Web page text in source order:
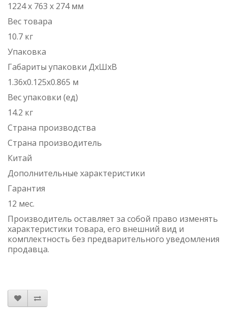
1224 x 763 x 274 мм
Вес товара
10.7 кг
Упаковка
Габариты упаковки ДхШхВ
1.36x0.125x0.865 м
Вес упаковки (ед)
14.2 кг
Страна производства
Страна производитель
Китай
Дополнительные характеристики
Гарантия
12 мес.
Производитель оставляет за собой право изменять
характеристики товара, его внешний вид и
комплектность без предварительного уведомления
продавца.